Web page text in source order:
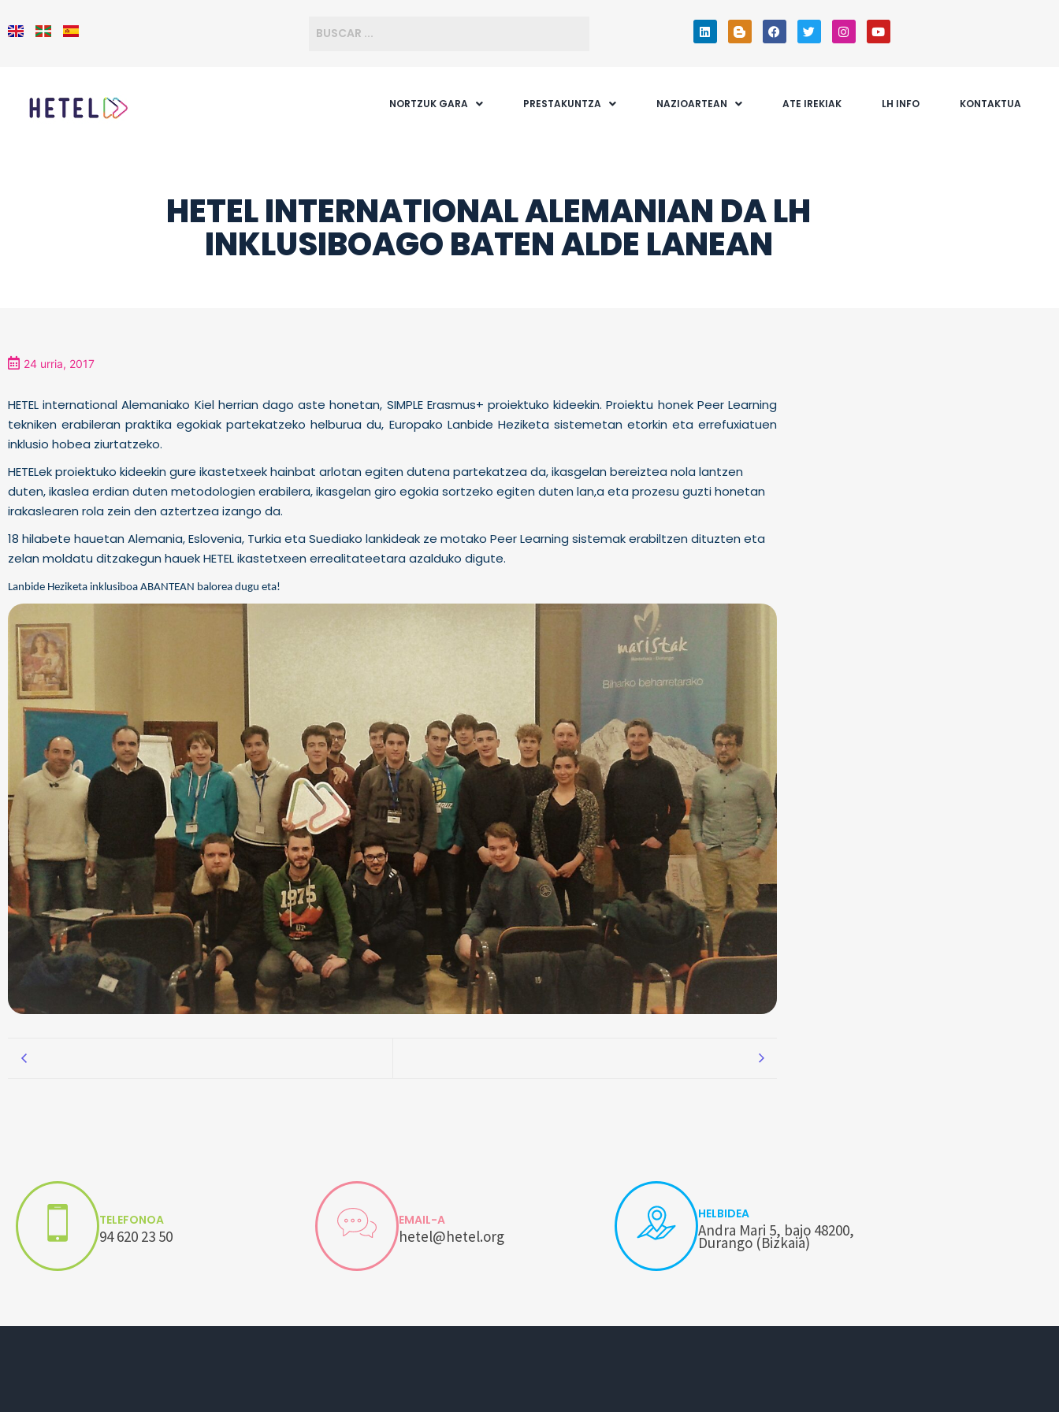
NORTZUK GARA PRESTAKUNTZA NAZIOARTEAN ATE IREKIAK LH INFO KONTAKTUA
HETEL INTERNATIONAL ALEMANIAN DA LH
INKLUSIBOAGO BATEN ALDE LANEAN
24 urria, 2017
HETEL international Alemaniako Kiel herrian dago aste honetan, SIMPLE Erasmus+ proiektuko kideekin. Proiektu honek Peer Learning
tekniken erabileran praktika egokiak partekatzeko helburua du, Europako Lanbide Heziketa sistemetan etorkin eta errefuxiatuen
inklusio hobea ziurtatzeko.
HETELek proiektuko kideekin gure ikastetxeek hainbat arlotan egiten dutena partekatzea da, ikasgelan bereiztea nola lantzen
duten, ikaslea erdian duten metodologien erabilera, ikasgelan giro egokia sortzeko egiten duten lan,a eta prozesu guzti honetan
irakaslearen rola zein den aztertzea izango da.
18 hilabete hauetan Alemania, Eslovenia, Turkia eta Suediako lankideak ze motako Peer Learning sistemak erabiltzen dituzten eta
zelan moldatu ditzakegun hauek HETEL ikastetxeen errealitateetara azalduko digute.
Lanbide Heziketa inklusiboa ABANTEAN balorea dugu eta!
TELEFONOA
94 620 23 50
EMAIL-A
hetel@hetel.org
HELBIDEA
Andra Mari 5, bajo 48200,
Durango (Bizkaia)